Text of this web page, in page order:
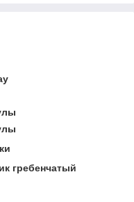
гребенчатый